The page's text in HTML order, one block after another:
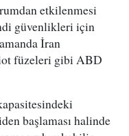
etkilenmesi
güvenlikleri için
İran
füzeleri gibi ABD
başlaması halinde